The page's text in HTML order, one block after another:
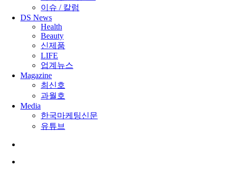
이슈 / 칼럼
DS News
Health
Beauty
신제품
LIFE
업계뉴스
Magazine
최신호
과월호
Media
한국마케팅신문
유튜브